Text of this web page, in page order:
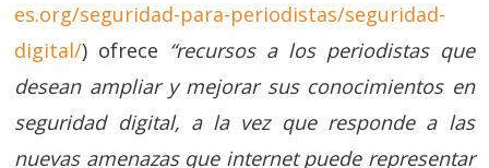
es.org/seguridad-para-periodistas/seguridad-
digital/) ofrece “recursos a los periodistas que
desean ampliar y mejorar sus conocimientos en
seguridad digital, a la vez que responde a las
nuevas amenazas que internet puede representar